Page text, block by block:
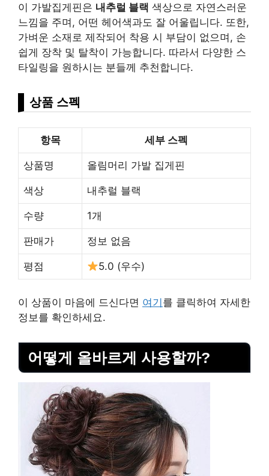
이 가발집게핀은 내추럴 블랙 색상으로 자연스러운
느낌을 주며, 어떤 헤어색과도 잘 어울립니다. 또한,
가벼운 소재로 제작되어 착용 시 부담이 없으며, 손
쉽게 장착 및 탈착이 가능합니다. 따라서 다양한 스
타일링을 원하시는 분들께 추천합니다.
상품 스펙
항목 세부 스펙
상품명 올림머리 가발 집게핀
색상 내추럴 블랙
수량 1개
판매가 정보 없음
평점 5.0 (우수)
이 상품이 마음에 드신다면 여기를 클릭하여 자세한
정보를 확인하세요.
어떻게 올바르게 사용할까?